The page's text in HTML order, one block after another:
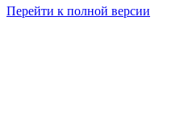
Перейти к полной версии